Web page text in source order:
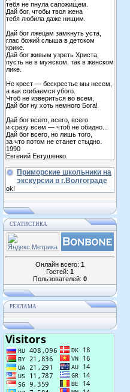
тебя не пнула сапожищем.
Дай бог, чтобы твоя жена
тебя любила даже нищим.
Дай бог лжецам замкнуть уста,
глас божий слыша в детском
крике.
Дай бог живым узреть Христа,
пусть не в мужском, так в женском
лике.
Не крест — бескрестье мы несем,
а как сгибаемся убого.
Чтоб не извериться во всем,
Дай бог ну хоть немного Бога!
Дай бог всего, всего, всего
и сразу всем — чтоб не обидно...
Дай бог всего, но лишь того,
за что потом не станет стыдно.
1990
Евгений Евтушенко.
Приморские школьники на
экскурсии в г.Волгограде
ok!
СТАТИСТИКА
Онлайн всего: 1
Гостей: 1
Пользователей: 0
РЕКЛАМА